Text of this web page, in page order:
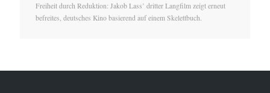
Freiheit durch Reduktion: Jakob Lass’ dritter Langfilm zeigt erneut
befreites, deutsches Kino basierend auf einem Skelettbuch.